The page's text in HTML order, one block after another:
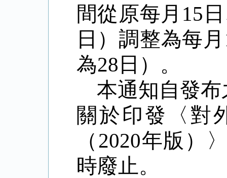
間從原每月 15
日）調整為每月
為28 日）。
本通知自發
關於印發〈對
（2020年版）
時廢止。